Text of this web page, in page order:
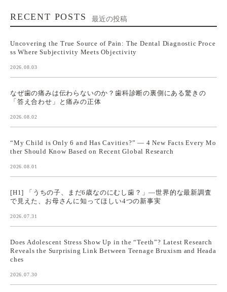
RECENT POSTS 最近の投稿
Uncovering the True Source of Pain: The Dental Diagnostic Proce
ss Where Subjectivity Meets Objectivity
2026.08.03
なぜ歯の痛みは伝わらないのか？歯科診断の裏側にある驚きの
「答え合わせ」と痛みの正体
2026.08.02
“My Child is Only 6 and Has Cavities?” — 4 New Facts Every Mo
ther Should Know Based on Recent Global Research
2026.08.01
[H1] 「うちの子、まだ6歳なのにむし歯？」—世界的な最新調査
で見えた、お母さんに知ってほしい4つの新事実
2026.07.31
Does Adolescent Stress Show Up in the “Teeth”? Latest Research
Reveals the Surprising Link Between Teenage Bruxism and Heada
ches
2026.07.30